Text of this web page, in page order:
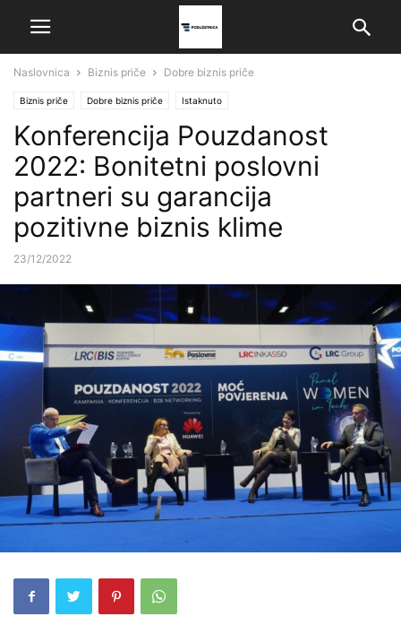
Naslovnica Biznis priče Dobre biznis priče
Biznis priče Dobre biznis priče Istaknuto
Konferencija Pouzdanost
2022: Bonitetni poslovni
partneri su garancija
pozitivne biznis klime
23/12/2022